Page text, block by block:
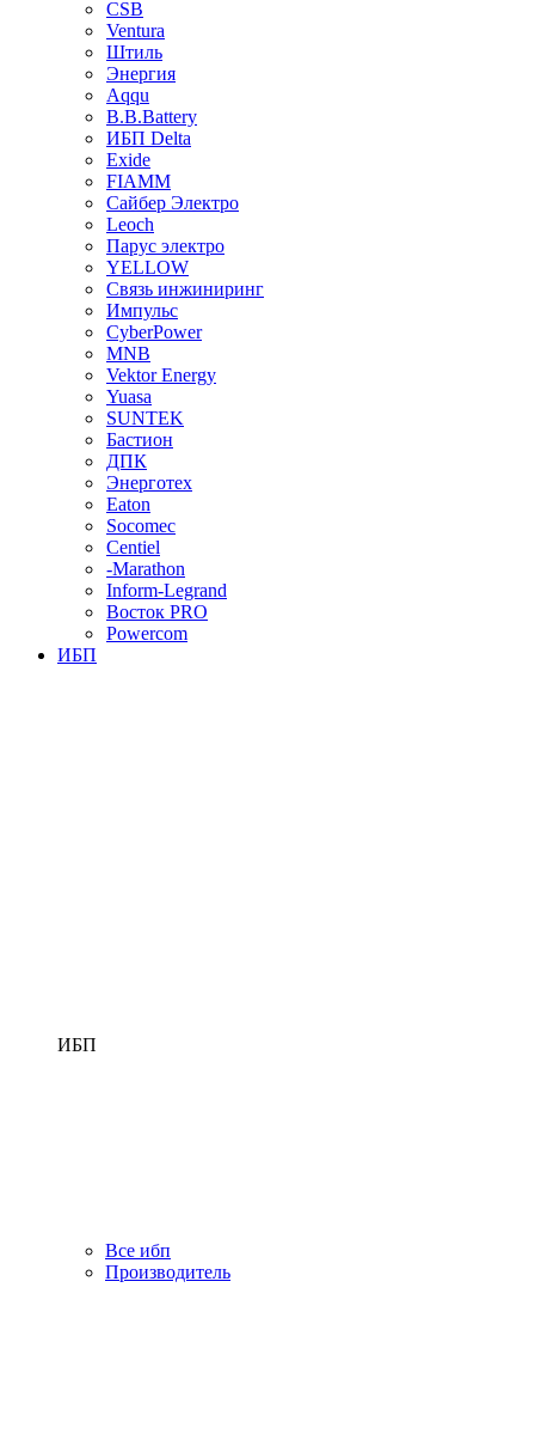
CSB
Ventura
Штиль
Энергия
Aqqu
B.B.Bаttery
ИБП Delta
Exide
FIAMM
Сайбер Электро
Leoch
Парус электро
YELLOW
Связь инжиниринг
Импульс
CyberPower
MNB
Vektor Energy
Yuasa
SUNTEK
Бастион
ДПК
Энерготех
Eaton
Socomec
Centiel
-Marathon
Inform-Legrand
Восток PRO
Powercom
ИБП
ИБП
Все ибп
Производитель